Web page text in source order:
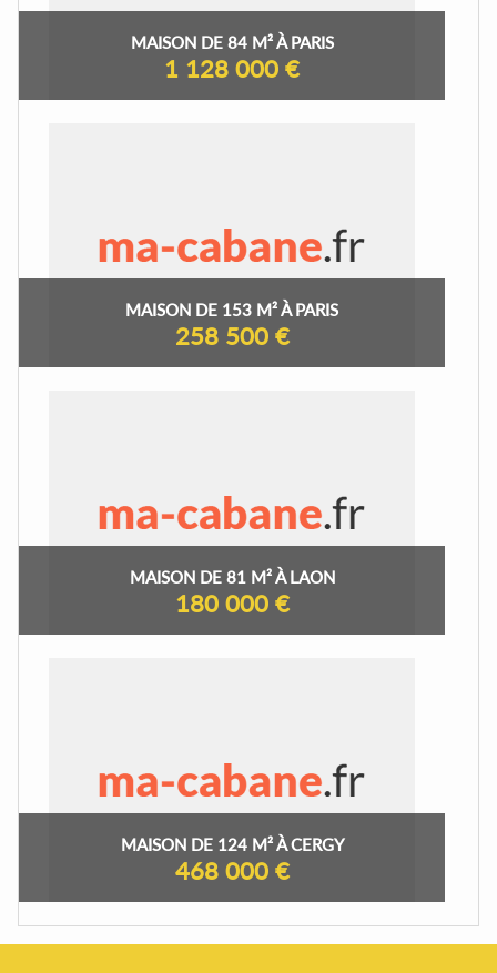
MAISON DE 84 M² À PARIS
1 128 000 €
MAISON DE 153 M² À PARIS
258 500 €
MAISON DE 81 M² À LAON
180 000 €
MAISON DE 124 M² À CERGY
468 000 €